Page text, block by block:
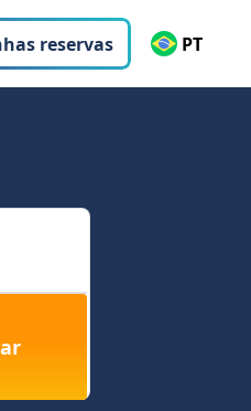
reservas PT